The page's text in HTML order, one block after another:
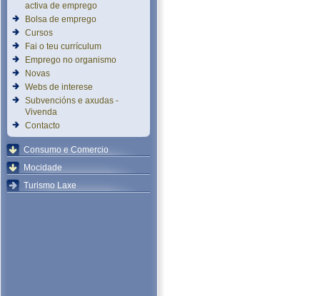
activa de emprego
Bolsa de emprego
Cursos
Fai o teu currículum
Emprego no organismo
Novas
Webs de interese
Subvencións e axudas -
Vivenda
Contacto
Consumo e Comercio
Mocidade
Turismo Laxe